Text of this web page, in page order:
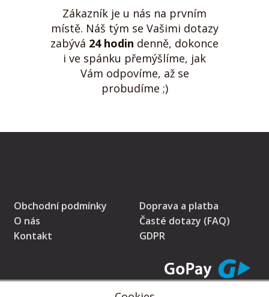
Zákazník je u nás na prvním
místě. Náš tým se Vašimi dotazy
zabývá 24 hodin denně, dokonce
i ve spánku přemýšlíme, jak
Vám odpovíme, až se
probudíme ;)
Obchodní podmínky
O nás
Kontakt
Doprava a platba
Časté dotazy (FAQ)
GDPR